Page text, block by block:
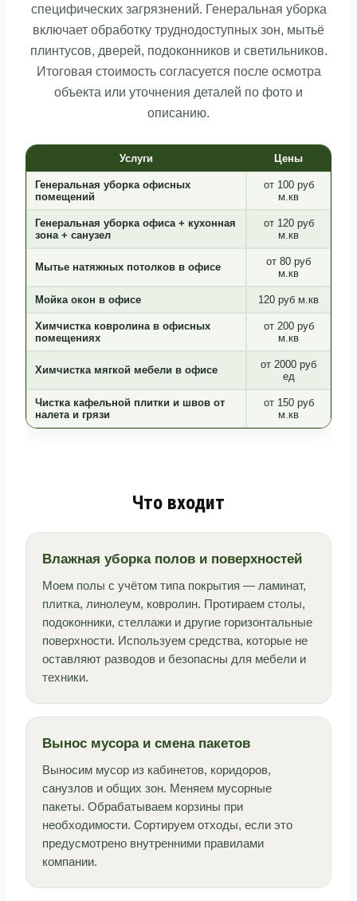
специфических загрязнений. Генеральная уборка
включает обработку труднодоступных зон, мытьё
плинтусов, дверей, подоконников и светильников.
Итоговая стоимость согласуется после осмотра
объекта или уточнения деталей по фото и
описанию.
Услуги Цены
Генеральная уборка офисных
помещений
от 100 руб
м.кв
Генеральная уборка офиса + кухонная
зона + санузел
от 120 руб
м.кв
Мытье натяжных потолков в офисе
от 80 руб
м.кв
Мойка окон в офисе 120 руб м.кв
Химчистка ковролина в офисных
помещениях
от 200 руб
м.кв
Химчистка мягкой мебели в офисе
от 2000 руб
ед
Чистка кафельной плитки и швов от
налета и грязи
от 150 руб
м.кв
Что входит
Влажная уборка полов и поверхностей
Моем полы с учётом типа покрытия — ламинат,
плитка, линолеум, ковролин. Протираем столы,
подоконники, стеллажи и другие горизонтальные
поверхности. Используем средства, которые не
оставляют разводов и безопасны для мебели и
техники.
Вынос мусора и смена пакетов
Выносим мусор из кабинетов, коридоров,
санузлов и общих зон. Меняем мусорные
пакеты. Обрабатываем корзины при
необходимости. Сортируем отходы, если это
предусмотрено внутренними правилами
компании.